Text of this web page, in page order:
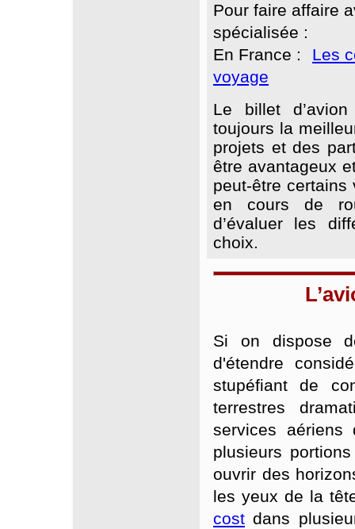
Pour faire affaire
spécialisée :
En France :
Les
voyage
Le billet
toujours la
projets et des
être avantageux
peut-être certains
en cours de
d’évaluer les
choix.
Si on dispose
d'étendre
stupéfiant de
terrestres
services aériens
plusieurs
ouvrir des
les yeux de la
cost dans